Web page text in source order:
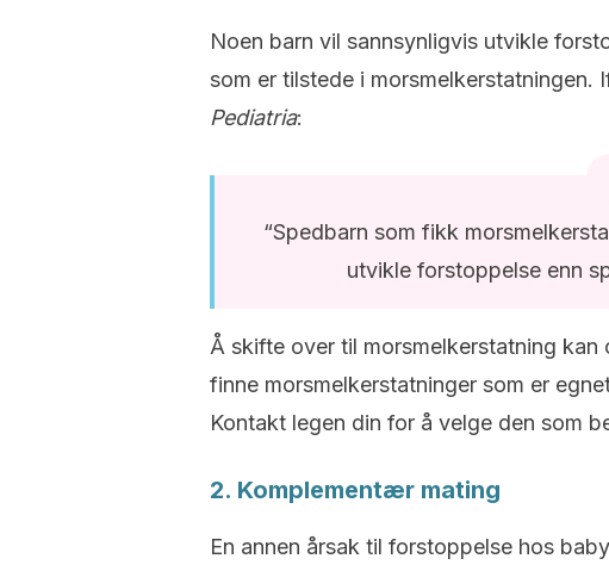
Noen barn vil sannsynligvis utvikle
som er tilstede i morsmelkerstatningen.
Pediatria:
“Spedbarn som fikk
utvikle forstoppelse enn
Å skifte over til morsmelkerstatning
finne morsmelkerstatninger som er
Kontakt legen din for å velge den som
2. Komplementær mating
En annen årsak til forstoppelse hos